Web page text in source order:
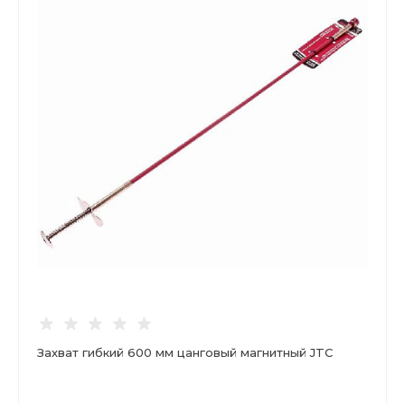
Захват гибкий 600 мм цанговый магнитный JTC